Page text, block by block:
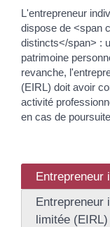
L'entrepreneur
dispose de <span
distincts</span> :
patrimoine
revanche,
(EIRL) doit avoir
activité
en cas de
Entrepreneur
Entrepreneur
limitée (EIRL)